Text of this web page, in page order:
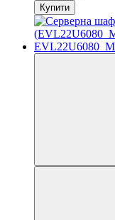
Купити